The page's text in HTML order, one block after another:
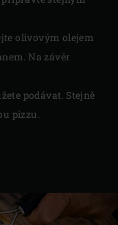
olivovým olejem
Na závěr
podávat. Stejně
pizzu.